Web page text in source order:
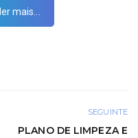
mais...
SEGUINTE
PLANO DE LIMPEZA E